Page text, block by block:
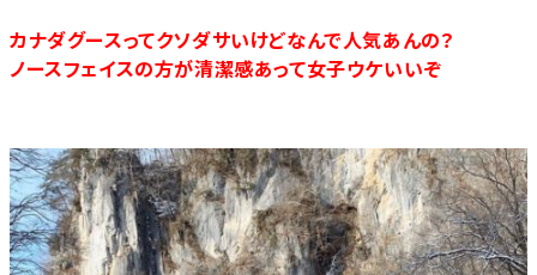
カナダグースってクソダサいけどなんで人気あんの？
ノースフェイスの方が清潔感あって女子ウケいいぞ